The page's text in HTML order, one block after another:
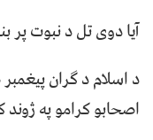
آيا دوی تل د نبوت
د اسلام د ګران
اصحابو کرامو په